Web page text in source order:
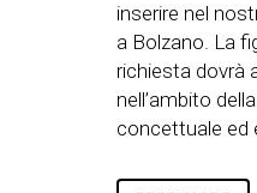
inserire nel
a Bolzano. La
richiesta dovrà
nell’ambito
concettuale ed